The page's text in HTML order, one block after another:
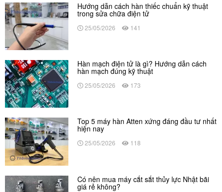
Hướng dẫn cách hàn thiếc chuẩn kỹ thuật
trong sửa chữa điện tử
25/05/2026 141
Hàn mạch điện tử là gì? Hướng dẫn cách
hàn mạch đúng kỹ thuật
25/05/2026 173
Top 5 máy hàn Atten xứng đáng đầu tư nhất
hiện nay
25/05/2026 118
Có nên mua máy cắt sắt thủy lực Nhật bãi
giá rẻ không?